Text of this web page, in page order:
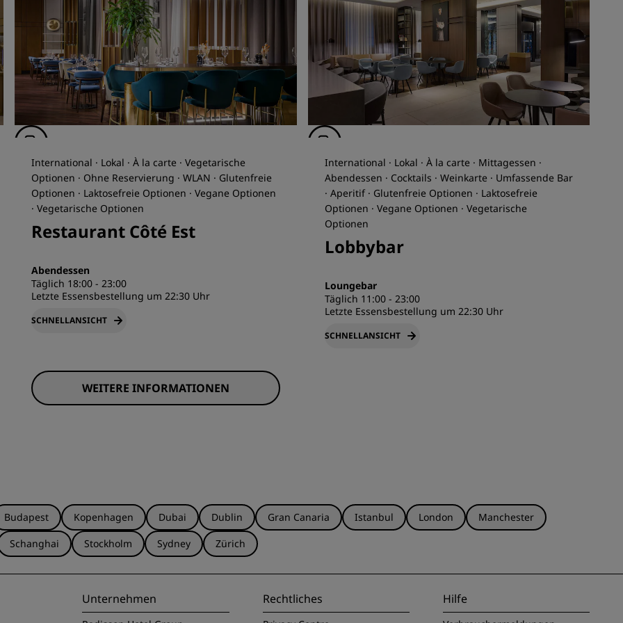
International · Lokal · À la carte · Vegetarische
Optionen · Ohne Reservierung · WLAN · Glutenfreie
Optionen · Laktosefreie Optionen · Vegane Optionen
· Vegetarische Optionen
Restaurant Côté Est
Abendessen
Täglich 18:00 - 23:00
Letzte Essensbestellung um 22:30 Uhr
SCHNELLANSICHT
WEITERE INFORMATIONEN
International · Lokal · À la carte · Mittagessen ·
Abendessen · Cocktails · Weinkarte · Umfassende Bar
· Aperitif · Glutenfreie Optionen · Laktosefreie
Optionen · Vegane Optionen · Vegetarische
Optionen
Lobbybar
Loungebar
Täglich 11:00 - 23:00
Letzte Essensbestellung um 22:30 Uhr
SCHNELLANSICHT
Budapest Kopenhagen Dubai Dublin Gran Canaria Istanbul London
Manchester
Schanghai
Stockholm Sydney Zürich
Unternehmen Rechtliches Hilfe